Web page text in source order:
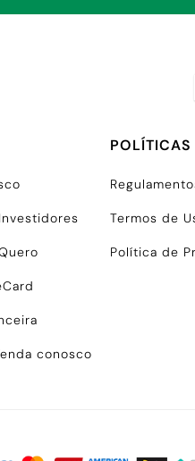
conosco
POLÍTICAS
Termos de
Política de